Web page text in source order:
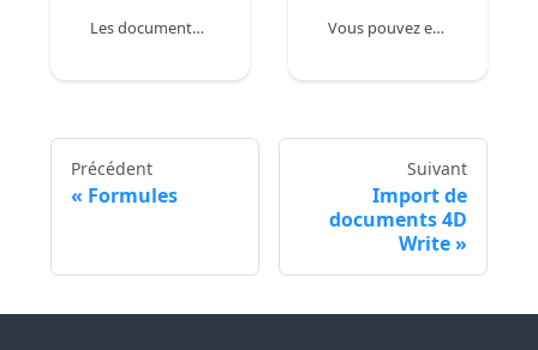
Les documents 4D Write Pro peuvent être exportés aux formats HTML et MIME HTML à l'aide des commandes WP EXPORTER DOCUMENT et WP EXPORTER VARIABLE. Utilisez ces tableaux pour vérifier quels attributs et fonctionnalités de 4D Write Pro sont exportés vers HTML et HTML MIME. Les attributs/fonctionnalités sont triés par ordre alphabétique. Pour une liste détaillée des attributs, reportez-vous à la page Attributs 4D Write Pro. Vous pouvez exporter les pages d’un document 4D Write Pro au format SVG à l'aide des commandes WP EXPORTER DOCUMENT et WP EXPORTER VARIABLE. Cette page contient des informations et des notes supplémentaires sur l'exportation SVG.
Précédent
Formules
Suivant
Import de
documents 4D
Write